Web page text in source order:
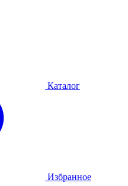
Каталог
Избранное